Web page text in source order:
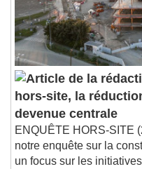
hors-site, la
devenue centrale
ENQUÊTE HORS-SITE
notre enquête sur la
un focus sur les